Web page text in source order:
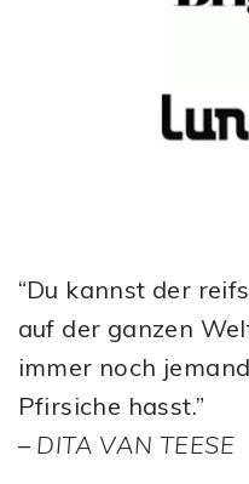
“Du kannst der
auf der ganzen
immer noch
Pfirsiche hasst.”
– DITA VAN TEESE